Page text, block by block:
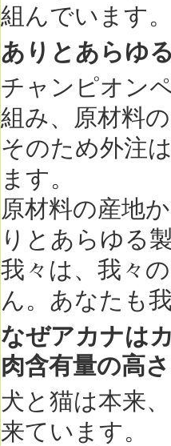
組んでいます
ありとあらゆ
チャンピオン
組み、原材料
そのため外注
ます。
原材料の産地
りとあらゆる
我々は、我々
ん。あなたも
なぜアカナは
肉含有量の高さ
犬と猫は本来
来ています。